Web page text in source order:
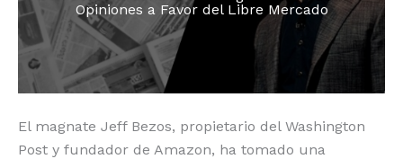
o
k
p
k r
Opiniones a Favor del Libre Mercado
El magnate Jeff Bezos, propietario del Washington
Post y fundador de Amazon, ha tomado una